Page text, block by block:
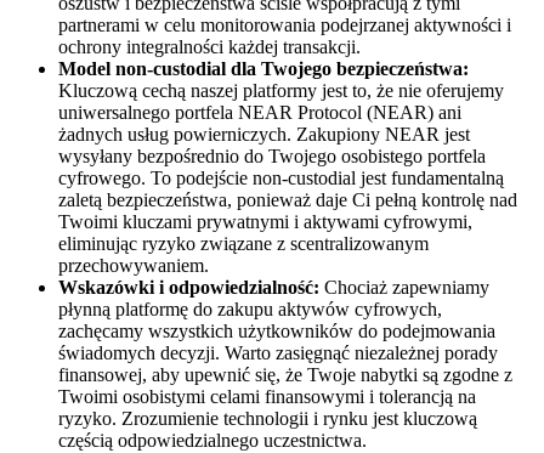
partnerami w celu monitorowania podejrzanej aktywności i
ochrony integralności każdej transakcji.
Model non-custodial dla Twojego bezpieczeństwa:
Kluczową cechą naszej platformy jest to, że nie oferujemy
uniwersalnego portfela NEAR Protocol (NEAR) ani
żadnych usług powierniczych. Zakupiony NEAR jest
wysyłany bezpośrednio do Twojego osobistego portfela
cyfrowego. To podejście non-custodial jest fundamentalną
zaletą bezpieczeństwa, ponieważ daje Ci pełną kontrolę nad
Twoimi kluczami prywatnymi i aktywami cyfrowymi,
eliminując ryzyko związane z scentralizowanym
przechowywaniem.
Wskazówki i odpowiedzialność: Chociaż zapewniamy
płynną platformę do zakupu aktywów cyfrowych,
zachęcamy wszystkich użytkowników do podejmowania
świadomych decyzji. Warto zasięgnąć niezależnej porady
finansowej, aby upewnić się, że Twoje nabytki są zgodne z
Twoimi osobistymi celami finansowymi i tolerancją na
ryzyko. Zrozumienie technologii i rynku jest kluczową
częścią odpowiedzialnego uczestnictwa.